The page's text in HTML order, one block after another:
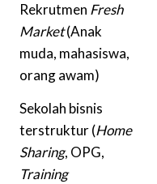
Rekrutmen Fresh
Market(Anak
muda, mahasiswa,
orang awam)
Sekolah bisnis
terstruktur (Home
Sharing, OPG,
Training